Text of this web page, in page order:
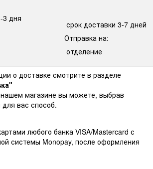
3 дня
срок доставки 3-7 дней
Отправка на:
отделение
о доставке смотрите в разделе
магазине вы можете, выбрав
вас способ.
любого банка VISA/Mastercard с
системы Monopay, после оформления